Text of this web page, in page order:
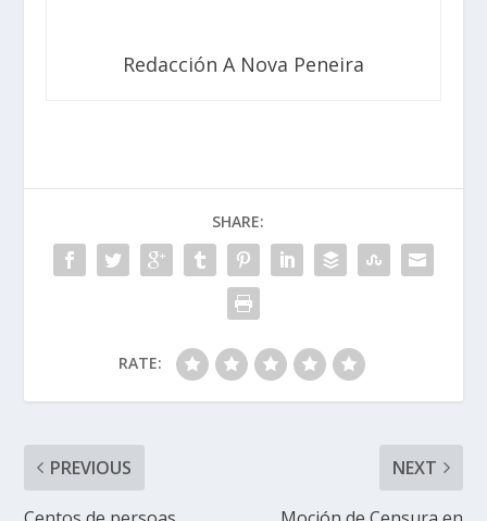
Redacción A Nova Peneira
SHARE:
RATE:
PREVIOUS NEXT